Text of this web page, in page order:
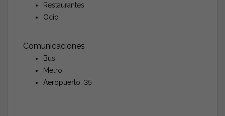
Restaurantes
Ocio
Comunicaciones
Bus
Metro
Aeropuerto: 35